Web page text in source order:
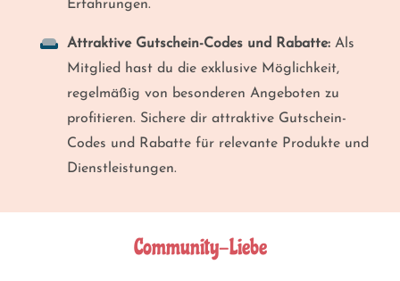
Erfahrungen.
Attraktive Gutschein-Codes und Rabatte: Als
Mitglied hast du die exklusive Möglichkeit,
regelmäßig von besonderen Angeboten zu
profitieren. Sichere dir attraktive Gutschein-
Codes und Rabatte für relevante Produkte und
Dienstleistungen.
Community-Liebe